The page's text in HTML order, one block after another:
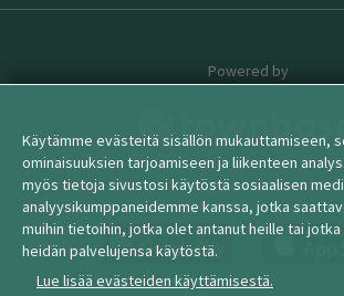
Powered by
© 2026 townbase
Käytämme evästeitä sisällön mukauttamiseen,
ominaisuuksien tarjoamiseen ja liikenteen
myös tietoja sivustosi käytöstä sosiaalisen
analyysikumppaneidemme kanssa, jotka
muihin tietoihin, jotka olet antanut heille tai
heidän palvelujensa käytöstä.
Lue lisää evästeiden käyttämisestä.